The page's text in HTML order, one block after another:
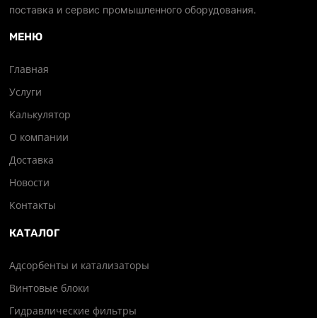
поставка и сервис промышленного оборудования.
МЕНЮ
Главная
Услуги
Калькулятор
О компании
Доставка
Новости
Контакты
КАТАЛОГ
Адсорбенты и катализаторы
Винтовые блоки
Гидравлические фильтры